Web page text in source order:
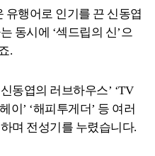
유행어로 인기를 끈 신동엽
동시에 ‘섹드립의 신’으
.
동엽의 러브하우스’ ‘TV
이’ ‘해피투게더’ 등 여러
며 전성기를 누렸습니다.